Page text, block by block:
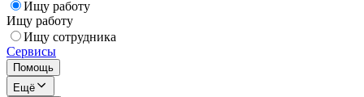
Ищу работу
Ищу работу
Ищу сотрудника
Сервисы
Помощь
Ещё